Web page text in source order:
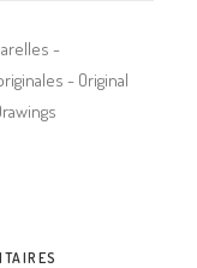
-
- Original